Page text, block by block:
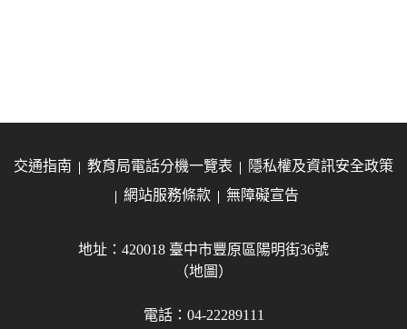
交通指南 教育局電話分機一覽表
隱私權及資訊安全政策
網站服務條款
無障礙宣告
地址：420018 臺中市豐原區陽明街36號
（地圖）
電話：04-22289111